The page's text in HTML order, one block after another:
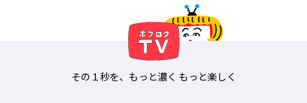
その１秒を、もっと濃く もっと楽しく